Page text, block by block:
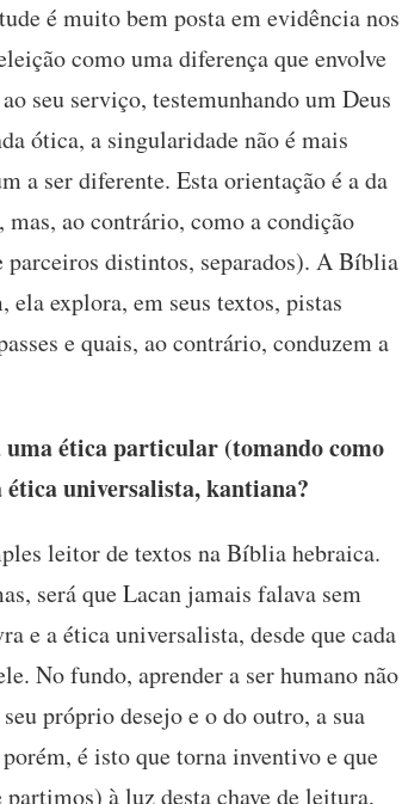
é muito bem posta em evidência nos
como uma diferença que envolve
seu serviço, testemunhando um Deus
ótica, a singularidade não é mais
a ser diferente. Esta orientação é a da
ao contrário, como a condição
parceiros distintos, separados). A Bíblia
ela explora, em seus textos, pistas
e quais, ao contrário, conduzem a
ética particular (tomando como
ética universalista, kantiana?
leitor de textos na Bíblia hebraica.
será que Lacan jamais falava sem
e a ética universalista, desde que cada
No fundo, aprender a ser humano não
próprio desejo e o do outro, a sua
é isto que torna inventivo e que
à luz desta chave de leitura,